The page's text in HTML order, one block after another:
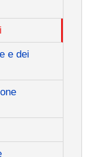
e dei